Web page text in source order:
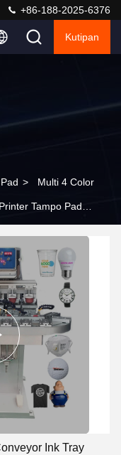
+86-188-2025-6376
Kutipan
> Multi 4 Color
Tampo Pad
Ink Tray